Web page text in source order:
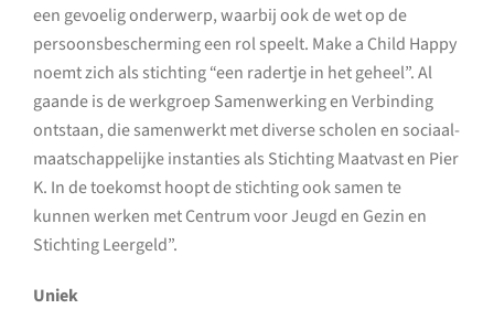
een gevoelig onderwerp, waarbij ook de wet op de
persoonsbescherming een rol speelt. Make a Child Happy
noemt zich als stichting “een radertje in het geheel”. Al
gaande is de werkgroep Samenwerking en Verbinding
ontstaan, die samenwerkt met diverse scholen en sociaal-
maatschappelijke instanties als Stichting Maatvast en Pier
K. In de toekomst hoopt de stichting ook samen te
kunnen werken met Centrum voor Jeugd en Gezin en
Stichting Leergeld”.
Uniek